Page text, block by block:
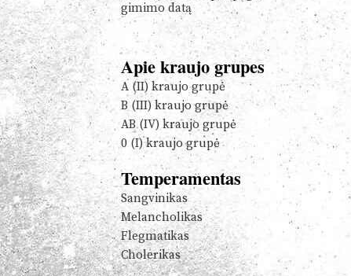
gimimo datą
Apie kraujo grupes
A (II) kraujo grupė
B (III) kraujo grupė
AB (IV) kraujo grupė
0 (I) kraujo grupė
Temperamentas
Sangvinikas
Melancholikas
Flegmatikas
Cholerikas